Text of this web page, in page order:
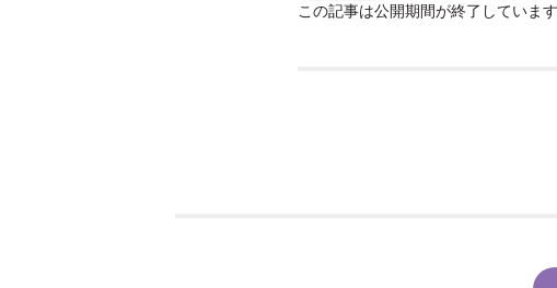
この記事は公開期間が終了しています